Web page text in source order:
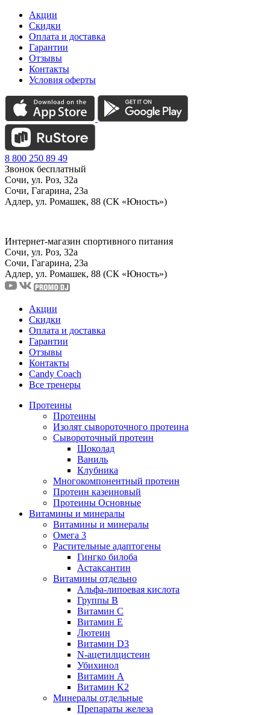
Акции
Скидки
Оплата и доставка
Гарантии
Отзывы
Контакты
Условия оферты
8 800 250 89 49
Звонок бесплатный
Сочи, ул. Роз, 32а
Сочи, Гагарина, 23а
Адлер, ул. Ромашек, 88 (СК «Юность»)
Интернет-магазин спортивного питания
Сочи, ул. Роз, 32а
Сочи, Гагарина, 23а
Адлер, ул. Ромашек, 88 (СК «Юность»)
Акции
Скидки
Оплата и доставка
Гарантии
Отзывы
Контакты
Candy Coach
Все тренеры
Протеины
Протеины
Изолят сывороточного протеина
Сывороточный протеин
Шоколад
Ваниль
Клубника
Многокомпонентный протеин
Протеин казеиновый
Протеины Основные
Витамины и минералы
Витамины и минералы
Омега 3
Растительные адаптогены
Гингко билоба
Астаксантин
Витамины отдельно
Альфа-липоевая кислота
Группы B
Витамин С
Витамин Е
Лютеин
Витамин D3
N-ацетилцистеин
Убихинол
Витамин А
Витамин K2
Минералы отдельные
Препараты железа